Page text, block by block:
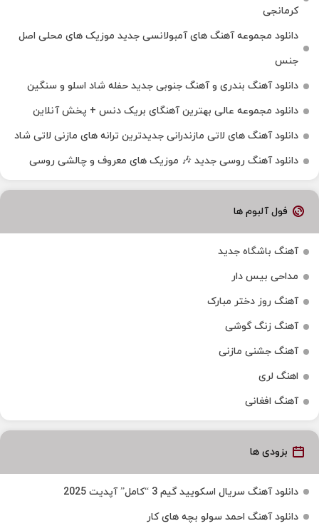
کرمانجی
دانلود مجموعه آهنگ های آمبولانسی جدید موزیک های محلی اصل
جنس
دانلود آهنگ بندری و آهنگ جنوبی جدید حفله شاد اسلو و سنگین
دانلود مجموعه عالی بهترین آهنگای بریک دنس + پخش آنلاین
دانلود آهنگ‌ های لاتی مازندرانی جدیدترین ترانه های مازنی لاتی شاد
دانلود آهنگ روسی جدید 🎶 موزیک‌ های معروف و چالشی روسی
فول آلبوم ها
آهنگ باشگاه جدید
مداحی بیس دار
آهنگ روز دختر مبارک
آهنگ زنگ گوشی
آهنگ جشنی مازنی
اهنگ لری
آهنگ افغانی
بزودی ها
دانلود آهنگ سریال اسکویید گیم 3 “کامل” آپدیت 2025
دانلود آهنگ احمد سولو بچه های کار